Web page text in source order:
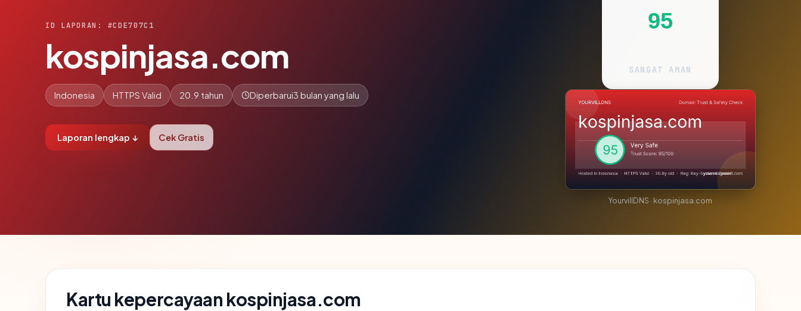
ID LAPORAN: #CDE707C1
kospinjasa.com
Indonesia HTTPS Valid 20.9 tahun Diperbarui3 bulan yang lalu
Laporan lengkap ↓ Cek Gratis
95
SANGAT AMAN
YourvillDNS · kospinjasa.com
Kartu kepercayaan kospinjasa.com